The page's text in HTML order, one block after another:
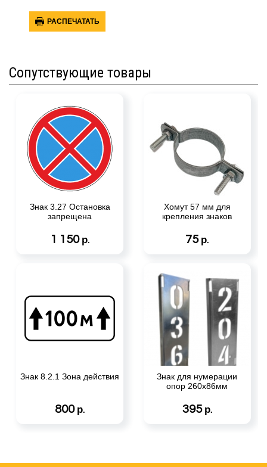
РАСПЕЧАТАТЬ
Сопутствующие товары
Знак 3.27 Остановка
запрещена
1 150 р.
Хомут 57 мм для
крепления знаков
75 р.
Знак 8.2.1 Зона действия
800 р.
Знак для нумерации
опор 260х86мм
395 р.